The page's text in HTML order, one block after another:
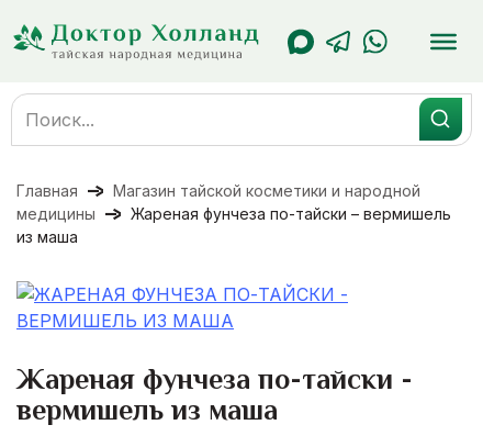
содержанию
Search
for:
Главная
Магазин тайской косметики и народной
медицины
Жареная фунчеза по-тайски – вермишель
из маша
Жареная фунчеза по-тайски -
вермишель из маша